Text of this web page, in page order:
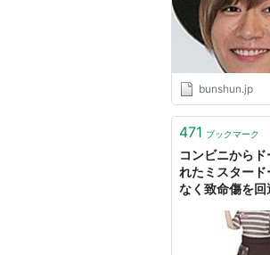
bunshun.jp
471 ブックマーク
コンビニから
れたミスター
なく致命傷を回